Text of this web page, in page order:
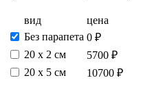
вид
цена
Без парапета 0 ₽
20 х 2 см
5700 ₽
20 x 5 см
10700 ₽